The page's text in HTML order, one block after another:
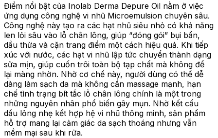
Điểm nổi bật của Inolab Derma Depure Oil nằm ở việc
ứng dụng công nghệ vi nhũ Microemulsion chuyên sâu.
Công nghệ này tạo ra các hạt nhũ siêu nhỏ có khả năng
len lỏi sâu vào lỗ chân lông, giúp “đóng gói” bụi bẩn,
dầu thừa và cặn trang điểm một cách hiệu quả. Khi tiếp
xúc với nước, các hạt vi nhũ lập tức chuyển thành dạng
sữa mịn, giúp cuốn trôi toàn bộ tạp chất mà không để
lại màng nhờn. Nhờ cơ chế này, người dùng có thể dễ
dàng làm sạch da mà không cần massage mạnh, hạn
chế tình trạng bít tắc lỗ chân lông chính là một trong
những nguyên nhân phổ biến gây mụn. Nhờ kết cấu
dầu lỏng nhẹ kết hợp hệ vi nhũ thông minh, sản phẩm
hỗ trợ mang lại cảm giác da sạch thoáng nhưng vẫn
mềm mại sau khi rửa.